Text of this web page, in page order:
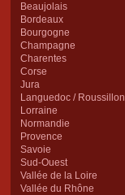
Beaujolais
Bordeaux
Bourgogne
Champagne
Charentes
Corse
Jura
Languedoc / Roussillon
Lorraine
Normandie
Provence
Savoie
Sud-Ouest
Vallée de la Loire
Vallée du Rhône